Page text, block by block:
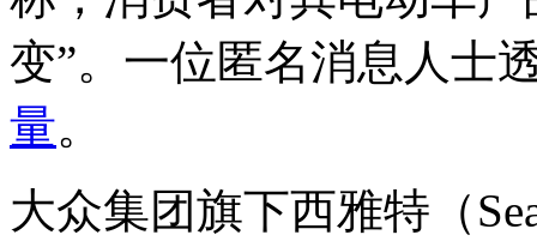
变”。一位匿名消息人士
量。
大众集团旗下西雅特（